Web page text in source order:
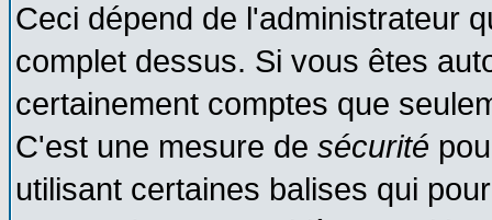
Ceci dépend de l'administrateur
complet dessus. Si vous êtes
certainement comptes que
C'est une mesure de sécurité
utilisant certaines balises qui